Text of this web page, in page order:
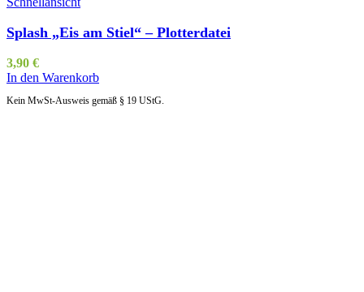
Splash „Eis am Stiel“ – Plotterdatei
3,90 €
In den Warenkorb
Kein MwSt-Ausweis gemäß § 19 UStG.